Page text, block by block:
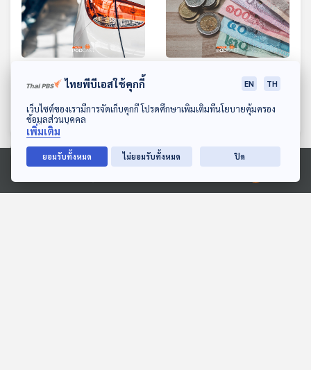
ดาวน์โหลด Thai PBS Podcast Application
Ⓒ 2020 องค์การกระจายเสียงและแพร่ภาพสาธารณะแห่งประเทศไทย
คันเก่าให้เป็นไฟฟ้า คุ้มค่าแค่
ไหน ?
เศรษฐกิจติดบ้าน
EP. 546: ไม่ว่ารวยหรือจน
ทุกคนต้องเข้าระบบภาษี
Negative Income Tax
เศรษฐกิจติดบ้าน
ตอนที่เกี่ยวข้อง
ไทยพีบีเอสใช้คุกกี้ EN TH
เว็บไซต์ของเรามีการจัดเก็บคุกกี้ โปรดศึกษาเพิ่มเติมที่นโยบายคุ้มครอง
ข้อมูลส่วนบุคคล
เพิ่มเติม
ยอมรับทั้งหมด ไม่ยอมรับทั้งหมด ปิด